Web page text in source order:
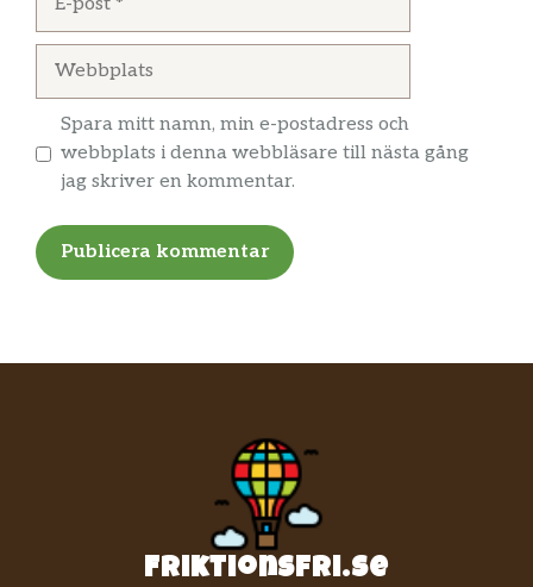
Spara mitt namn, min e-postadress och
webbplats i denna webbläsare till nästa gång
jag skriver en kommentar.
Friktionsfri.se